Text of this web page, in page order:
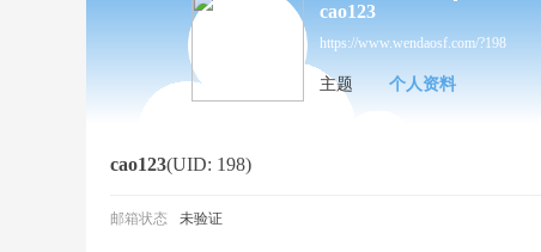
cao123
https://www.wendaosf.com/?198
主题 个人资料
cao123(UID: 198)
邮箱状态 未验证